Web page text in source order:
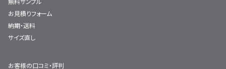
お見積りフォーム
納期・送料
サイズ直し
お客様の口コミ・評判